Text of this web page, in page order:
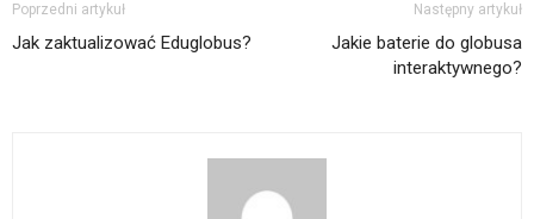
Poprzedni artykuł
Jak zaktualizować Eduglobus?
Następny artykuł
Jakie baterie do globusa
interaktywnego?